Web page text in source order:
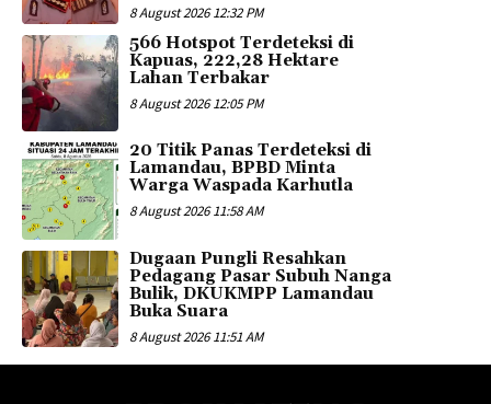
8 August 2026 12:32 PM
566 Hotspot Terdeteksi di
Kapuas, 222,28 Hektare
Lahan Terbakar
8 August 2026 12:05 PM
20 Titik Panas Terdeteksi di
Lamandau, BPBD Minta
Warga Waspada Karhutla
8 August 2026 11:58 AM
Dugaan Pungli Resahkan
Pedagang Pasar Subuh Nanga
Bulik, DKUKMPP Lamandau
Buka Suara
8 August 2026 11:51 AM